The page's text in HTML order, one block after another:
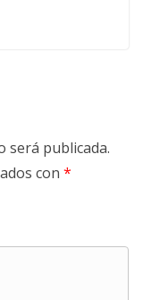
será publicada.
con *